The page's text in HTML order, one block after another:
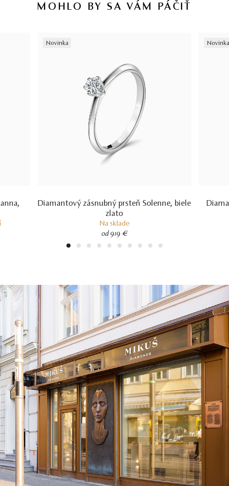
certifikácii diamantov sa dozviete aj v našich dvoch videách –
MOHLO BY SA VÁM PÁČIŤ
Novinka
Diamantový zásnubný prsteň Solenne, biele
zlato
Na sklade
od 919 €
Novinka
1 2 3 4 5 6 7 8 9 10